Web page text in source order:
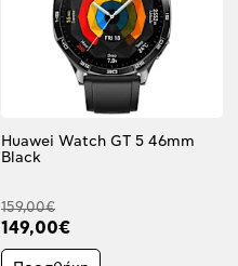
Huawei Watch GT 5 46mm
Black
159,00€
149,00€